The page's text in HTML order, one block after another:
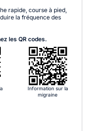
rapide, course à pied,
la fréquence des
les QR codes.
Information sur la
migraine